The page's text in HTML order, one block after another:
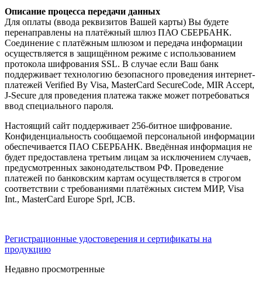
Описание процесса передачи данных
Для оплаты (ввода реквизитов Вашей карты) Вы будете
перенаправлены на платёжный шлюз ПАО СБЕРБАНК.
Соединение с платёжным шлюзом и передача информации
осуществляется в защищённом режиме с использованием
протокола шифрования SSL. В случае если Ваш банк
поддерживает технологию безопасного проведения интернет-
платежей Verified By Visa, MasterCard SecureCode, MIR Accept,
J-Secure для проведения платежа также может потребоваться
ввод специального пароля.
Настоящий сайт поддерживает 256-битное шифрование.
Конфиденциальность сообщаемой персональной информации
обеспечивается ПАО СБЕРБАНК. Введённая информация не
будет предоставлена третьим лицам за исключением случаев,
предусмотренных законодательством РФ. Проведение
платежей по банковским картам осуществляется в строгом
соответствии с требованиями платёжных систем МИР, Visa
Int., MasterCard Europe Sprl, JCB.
Регистрационные удостоверения и сертификаты на
продукцию
Недавно просмотренные